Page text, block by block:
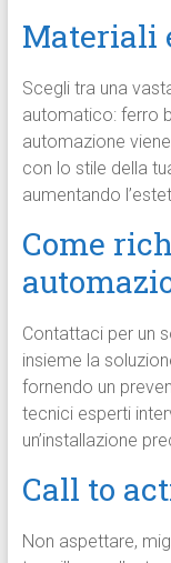
Materiali
Scegli tra una
automatico: ferro
automazione
con lo stile della
aumentando
Come
Contattaci per un
insieme la
fornendo un
tecnici esperti
un’installazione
Call to
Non aspettare,